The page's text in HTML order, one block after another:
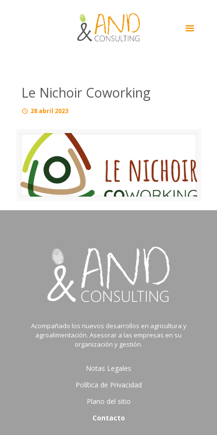
Le Nichoir Coworking
28 abril 2023
Acompañado los nuevos desarrollos en agricultura y
agroalimentación. Asesorar a las empresas en su
organización y gestión.
Notas Legales
Política de Privacidad
Plano del sitio
Contacto